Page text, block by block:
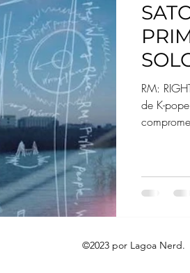
DO
RM: RIGHT
de K-
©2023 por Lagoa Nerd.